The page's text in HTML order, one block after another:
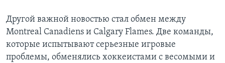
Другой важной новостью стал обмен между
Montreal Canadiens и Calgary Flames. Две команды,
которые испытывают серьезные игровые
проблемы, обменялись хоккеистами с весомыми и